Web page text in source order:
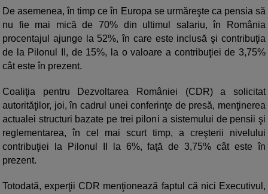
De asemenea, în timp ce în Europa se urmăreşte ca pensia să
nu fie mai mică de 70% din ultimul salariu, în România
procentajul ajunge la 52%, în care este inclusă şi contribuţia
de la Pilonul II, de 15%, la o valoare a contribuţiei de 3,75%
cât este în prezent.
Coaliţia pentru Dezvoltarea României (CDR) a solicitat
autorităţilor, joi, în cadrul unei conferinţe de presă, menţinerea
actualei structuri bazate pe trei piloni a sistemului de pensii şi
reglementarea, în cel mai scurt timp, a creşterii nivelului
contribuţiei la Pilonul II la 6%, faţă de 3,75% cât este în
prezent.
Totodată, experţii CDR menţionează faptul că nici Executivul,